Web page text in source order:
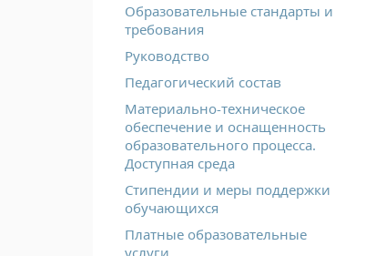
Образовательные стандарты и
требования
Руководство
Педагогический состав
Материально-техническое
обеспечение и оснащенность
образовательного процесса.
Доступная среда
Стипендии и меры поддержки
обучающихся
Платные образовательные